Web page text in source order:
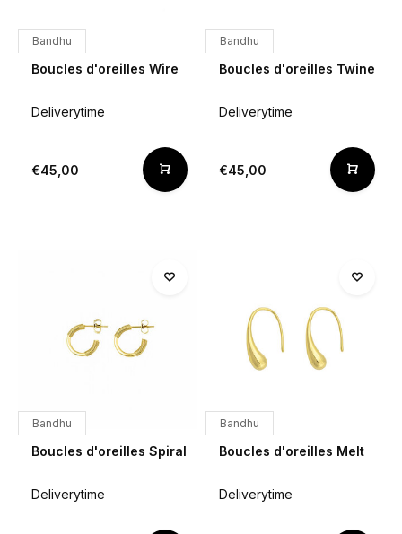
Bandhu
Boucles d'oreilles Wire
Deliverytime
€45,00
Bandhu
Boucles d'oreilles Twine
Deliverytime
€45,00
Bandhu
Boucles d'oreilles Spiral
Deliverytime
Bandhu
Boucles d'oreilles Melt
Deliverytime